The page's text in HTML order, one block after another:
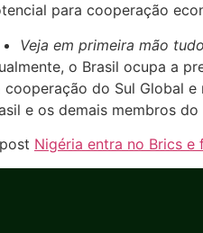
para cooperação
Veja em primeira mão
o Brasil ocupa a
cooperação do Sul Global
e os demais membros
Nigéria entra no Brics